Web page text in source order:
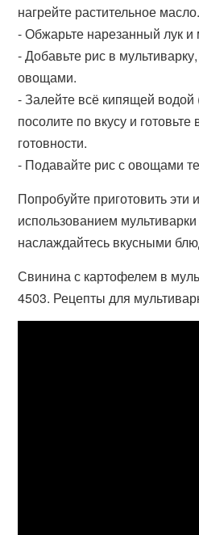
нагрейте растительное масло.
- Обжарьте нарезанный лук и
- Добавьте рис в
овощами.
- Залейте всё кипящей водой
посолите по вкусу и
готовности.
- Подавайте рис с овощами
Попробуйте приготовить эти
использованием
наслаждайтесь вкусными
Свинина с картофелем в
4503. Рецепты для